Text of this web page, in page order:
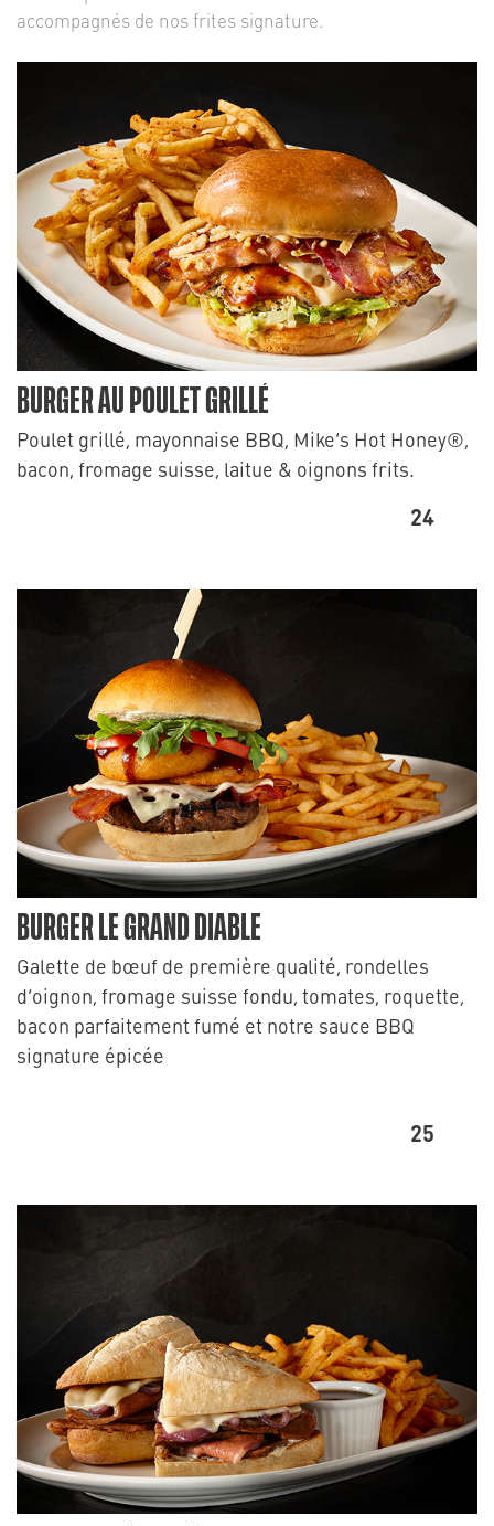
accompagnés de nos frites signature.
BURGER AU POULET GRILLÉ
Poulet grillé, mayonnaise BBQ, Mike’s Hot Honey®,
bacon, fromage suisse, laitue & oignons frits.
24
BURGER LE GRAND DIABLE
Galette de bœuf de première qualité, rondelles
d’oignon, fromage suisse fondu, tomates, roquette,
bacon parfaitement fumé et notre sauce BBQ
signature épicée
25